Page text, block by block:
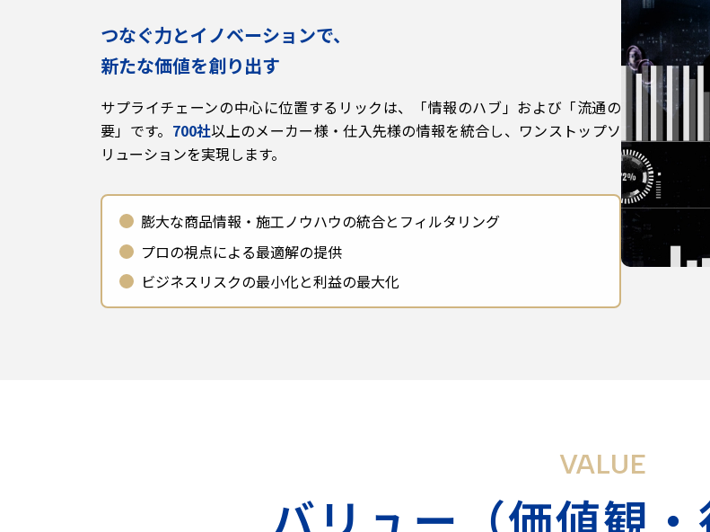
つなぐ力とイノベーションで、
新たな価値を創り出す
サプライチェーンの中心に位置するリックは、「情報のハブ」および「流通の
要」です。 700社以上のメーカー様・仕入先様の情報を統合し、ワンストップソ
リューションを実現します。
膨大な商品情報・施工ノウハウの統合とフィルタリング
プロの視点による最適解の提供
ビジネスリスクの最小化と利益の最大化
VALUE
バリュー （価値観